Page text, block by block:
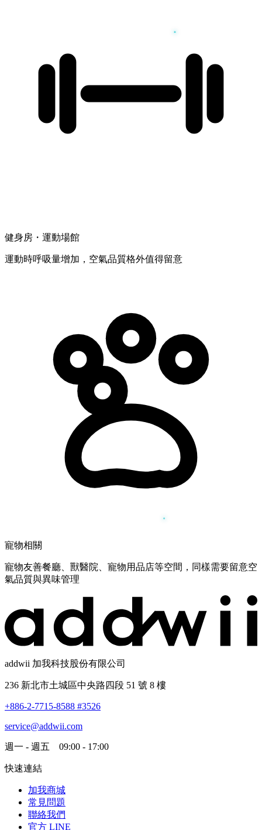
健身房・運動場館
運動時呼吸量增加，空氣品質格外值得留意
寵物相關
寵物友善餐廳、獸醫院、寵物用品店等空間，同樣需要留意空
氣品質與異味管理
addwii 加我科技股份有限公司
236 新北市土城區中央路四段 51 號 8 樓
+886-2-7715-8588 #3526
service@addwii.com
週一 - 週五 09:00 - 17:00
快速連結
加我商城
常見問題
聯絡我們
官方 LINE